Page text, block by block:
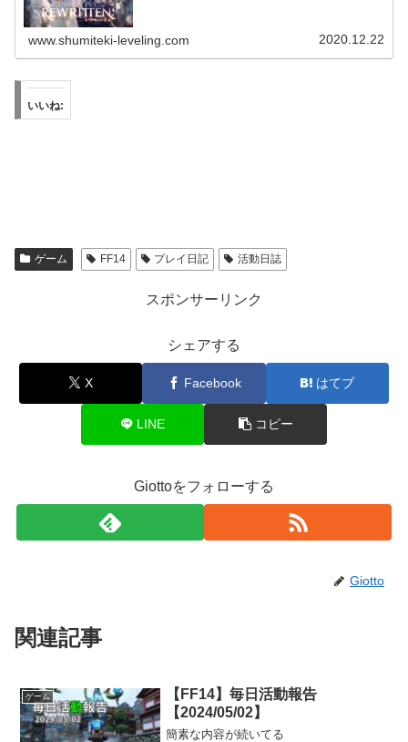
www.shumiteki-leveling.com 2020.12.22
いいね:
ゲーム FF14 プレイ日記 活動日誌
スポンサーリンク
シェアする
X Facebook はてブ
LINE コピー
Giottoをフォローする
Giotto
関連記事
ゲーム
【FF14】毎日活動報告
【2024/05/02】
簡素な内容が続いてる